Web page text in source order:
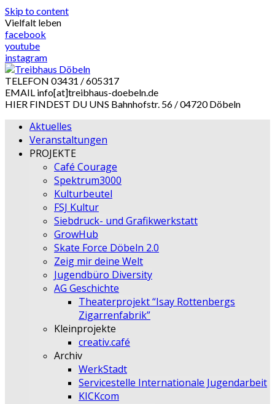
Skip to content
Vielfalt leben
facebook
youtube
instagram
TELEFON 03431 / 605317
EMAIL info[at]treibhaus-doebeln.de
HIER FINDEST DU UNS Bahnhofstr. 56 / 04720 Döbeln
Aktuelles
Veranstaltungen
PROJEKTE
Café Courage
Spektrum3000
Kulturbeutel
FSJ Kultur
Siebdruck- und Grafikwerkstatt
GrowHub
Skate Force Döbeln 2.0
Zeig mir deine Welt
Jugendbüro Diversity
AG Geschichte
Theaterprojekt “Isay Rottenbergs
Zigarrenfabrik”
Kleinprojekte
creativ.café
Archiv
WerkStadt
Servicestelle Internationale Jugendarbeit
KICKcom